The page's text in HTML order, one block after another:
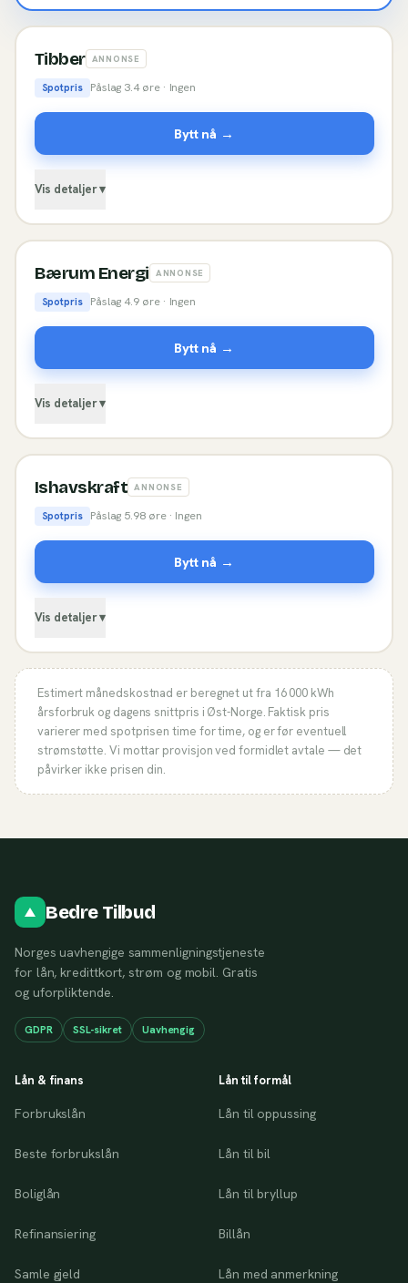
Tibber ANNONSE
Spotpris Påslag 3.4øre · Ingen
Bytt nå →
Vis detaljer ▾
Bærum Energi ANNONSE
Spotpris Påslag 4.9 øre · Ingen
Bytt nå →
Vis detaljer ▾
Ishavskraft ANNONSE
Spotpris Påslag 5.98 øre · Ingen
Bytt nå →
Vis detaljer ▾
Estimert månedskostnad er beregnet ut fra 16 000 kWh
årsforbruk og dagens snittpris i Øst-Norge. Faktisk pris
varierer med spotprisen time for time, og er før eventuell
strømstøtte. Vi mottar provisjon ved formidlet avtale — det
påvirker ikke prisen din.
Bedre Tilbud
Norges uavhengige sammenligningstjeneste
for lån, kredittkort, strøm og mobil. Gratis
og uforpliktende.
GDPR SSL-sikret Uavhengig
Lån & finans
Forbrukslån
Beste forbrukslån
Boliglån
Refinansiering
Samle gjeld
Lån til formål
Lån til oppussing
Lån til bil
Lån til bryllup
Billån
Lån med anmerkning